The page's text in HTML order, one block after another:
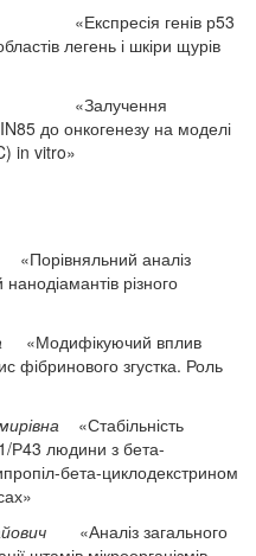
генів р53
легень і шкіри щурів
«Залучення
до онкогенезу на моделі
in vitro»
«Порівняльний аналіз
різного
«Модифікуючий вплив
фібринового згустка. Роль
«Стабільність
Р43 людини з бета-
бета-циклодекстрином
«Аналіз загального